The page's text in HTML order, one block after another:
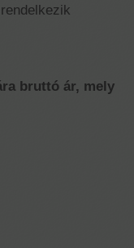
bruttó ár, mely